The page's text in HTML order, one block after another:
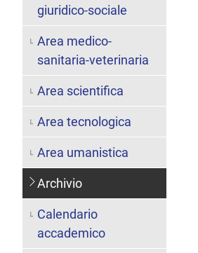
giuridico-sociale
Area medico-
sanitaria-veterinaria
Area scientifica
Area tecnologica
Area umanistica
Archivio
Calendario
accademico